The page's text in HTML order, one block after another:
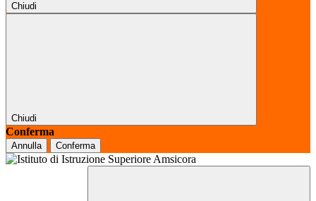
Chiudi
Chiudi
Conferma
Annulla Conferma